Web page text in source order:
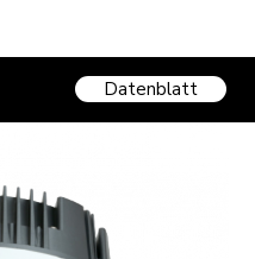
Datenblatt